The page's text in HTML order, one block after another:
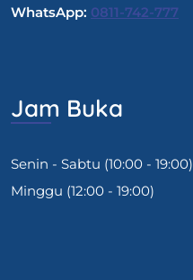
WhatsApp: 0811-742-777
Jam Buka
Senin - Sabtu (10:00 - 19:00)
Minggu (12:00 - 19:00)